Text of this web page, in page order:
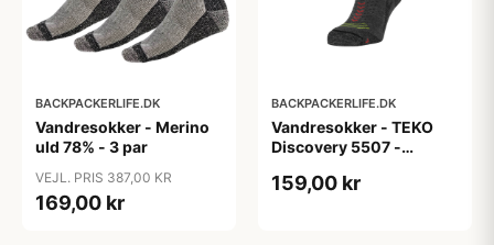
BACKPACKERLIFE.DK
Vandresokker - Merino
uld 78% - 3 par
VEJL. PRIS 387,00 KR
169,00 kr
BACKPACKERLIFE.DK
Vandresokker - TEKO
Discovery 5507 -
159,00 kr